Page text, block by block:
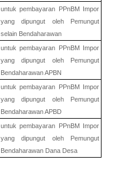
untuk pembayaran PPnBM Impor
yang dipungut oleh Pemungut
selain Bendaharawan
untuk pembayaran PPnBM Impor
yang dipungut oleh Pemungut
Bendaharawan APBN
untuk pembayaran PPnBM Impor
yang dipungut oleh Pemungut
Bendaharawan APBD
untuk pembayaran PPnBM Impor
yang dipungut oleh Pemungut
Bendaharawan Dana Desa